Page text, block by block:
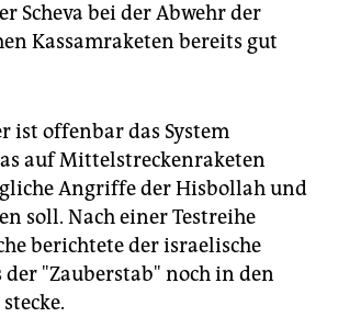
Scheva bei der Abwehr der
Kassamraketen bereits gut
ist offenbar das System
auf Mittelstreckenraketen
Angriffe der Hisbollah und
soll. Nach einer Testreihe
berichtete der israelische
der "Zauberstab" noch in den